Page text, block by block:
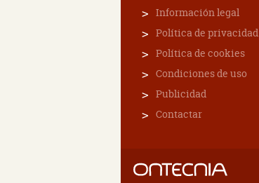
Información legal
Política de privacidad
Política de cookies
Condiciones de uso
Publicidad
Contactar